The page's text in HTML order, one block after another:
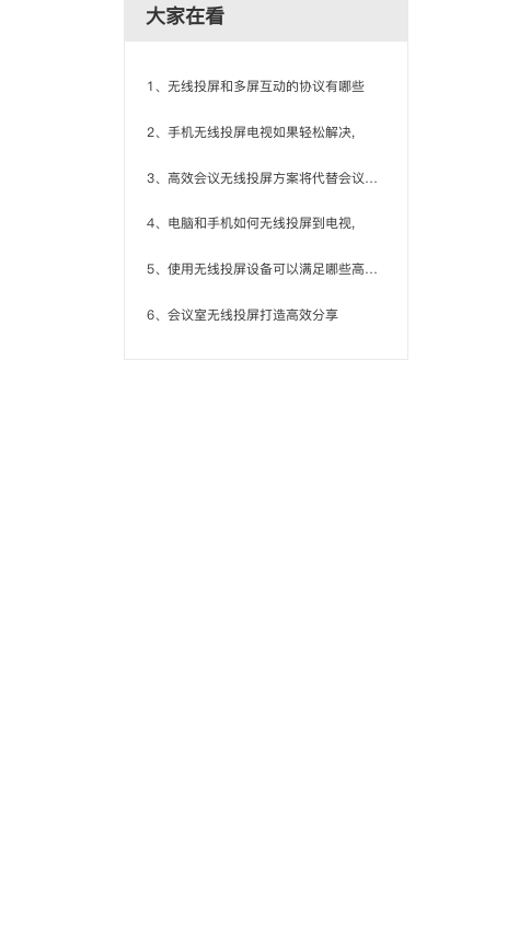
大家在看
1、无线投屏和多屏互动的协议有哪些
2、手机无线投屏电视如果轻松解决,
3、高效会议无线投屏方案将代替会议旧模式
4、电脑和手机如何无线投屏到电视,
5、使用无线投屏设备可以满足哪些高效需求
6、会议室无线投屏打造高效分享